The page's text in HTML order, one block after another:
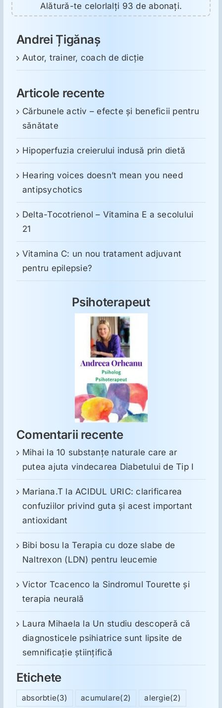
Alătură-te celorlalți 93 de abonați.
Andrei Țigănaș
Autor, trainer, coach de dicție
Articole recente
Cărbunele activ – efecte și beneficii pentru
sănătate
Hipoperfuzia creierului indusă prin dietă
Hearing voices doesn’t mean you need
antipsychotics
Delta-Tocotrienol – Vitamina E a secolului
21
Vitamina C: un nou tratament adjuvant
pentru epilepsie?
Psihoterapeut
Comentarii recente
Mihai la10 substanţe naturale care ar
putea ajuta vindecarea Diabetului de Tip I
Mariana.T laACIDUL URIC: clarificarea
confuziilor privind guta și acest important
antioxidant
Bibi bosu laTerapia cu doze slabe de
Naltrexon (LDN) pentru leucemie
Victor Tcacenco la Sindromul Tourette şi
terapia neurală
Laura Mihaela la Un studiu descoperă că
diagnosticele psihiatrice sunt lipsite de
semnificație științifică
Etichete
absorbtie(3) acumulare(2) alergie(2)